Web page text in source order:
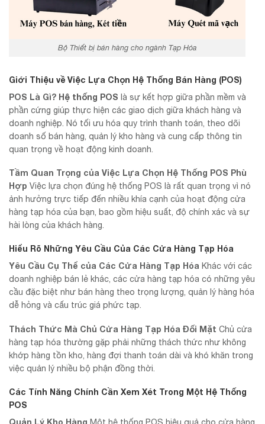
Bộ Thiết bị bán hàng cho ngành Tạp Hóa
Giới Thiệu về Việc Lựa Chọn Hệ Thống Bán Hàng (POS)
POS Là Gì? Hệ thống POS là sự kết hợp giữa phần mềm và
phần cứng giúp thực hiện các giao dịch giữa khách hàng và
doanh nghiệp. Nó tối ưu hóa quy trình thanh toán, theo dõi
doanh số bán hàng, quản lý kho hàng và cung cấp thông tin
quan trọng về hoạt động kinh doanh.
Tầm Quan Trọng của Việc Lựa Chọn Hệ Thống POS Phù
Hợp Việc lựa chọn đúng hệ thống POS là rất quan trọng vì nó
ảnh hưởng trực tiếp đến nhiều khía cạnh của hoạt động cửa
hàng tạp hóa của bạn, bao gồm hiệu suất, độ chính xác và sự
hài lòng của khách hàng.
Hiểu Rõ Những Yêu Cầu Của Các Cửa Hàng Tạp Hóa
Yêu Cầu Cụ Thể của Các Cửa Hàng Tạp Hóa Khác với các
doanh nghiệp bán lẻ khác, các cửa hàng tạp hóa có những yêu
cầu đặc biệt như bán hàng theo trọng lượng, quản lý hàng hóa
dễ hỏng và cấu trúc giá phức tạp.
Thách Thức Mà Chủ Cửa Hàng Tạp Hóa Đối Mặt Chủ cửa
hàng tạp hóa thường gặp phải những thách thức như không
khớp hàng tồn kho, hàng đợi thanh toán dài và khó khăn trong
việc quản lý nhiều bộ phận đồng thời.
Các Tính Năng Chính Cần Xem Xét Trong Một Hệ Thống
POS
Quản Lý Kho Hàng Một hệ thống POS hiệu quả cho cửa hàng